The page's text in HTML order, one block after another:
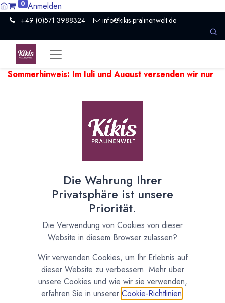
0 Anmelden
+49 (0)571 3988324 info@kikis-pralinenwelt.de
Sommerhinweis: Im Juli und August versenden wir nur
beim Versand empfindlicher Produkte zu Verzögerungen
nötig ein paar Tage später.
Pralinenformen und
Schokoladenformen
Zeige 20
Pralinenformen und Schokoladenformen
Alles was Du an Formen für deine Pralinen- und
Pralinenformen, Schokoladenformen und Formen für
Hohlfiguren. Profi Formen aus Polycarbonat ebenso wie
preiswerte Tiefziehformen. Auch Spezialformen zum Beispiel
für Trüffel Hohlkugeln.
Die Wahrung Ihrer
Privatsphäre ist unsere
Priorität.
Die Verwendung von Cookies von dieser
Website in diesem Browser zulassen?
Wir verwenden Cookies, um Ihr Erlebnis auf
dieser Website zu verbessern. Mehr über
unsere Cookies und wie wir sie verwenden,
erfahren Sie in unserer Cookie-Richtlinien